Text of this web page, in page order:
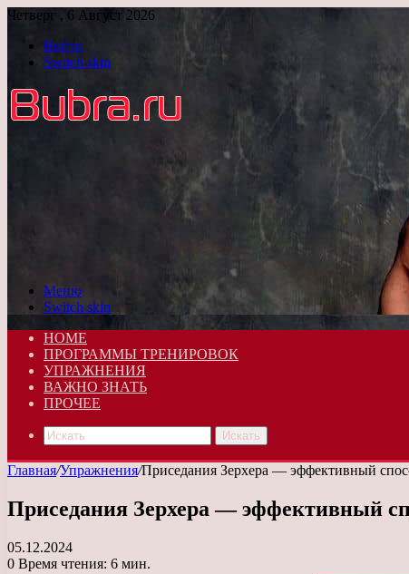
Четверг , 6 Август 2026
Войти
Switch skin
Меню
Switch skin
HOME
ПРОГРАММЫ ТРЕНИРОВОК
УПРАЖНЕНИЯ
ВАЖНО ЗНАТЬ
ПРОЧЕЕ
Искать
Главная/Упражнения/Приседания Зерхера — эффективный
Приседания Зерхера — эффективный
05.12.2024
0 Время чтения: 6 мин.